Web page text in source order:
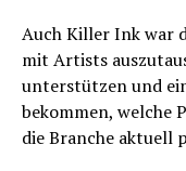
Auch Killer Ink war
mit Artists
unterstützen und
bekommen, welche
die Branche aktuell